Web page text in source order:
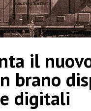
il
brano
digitali